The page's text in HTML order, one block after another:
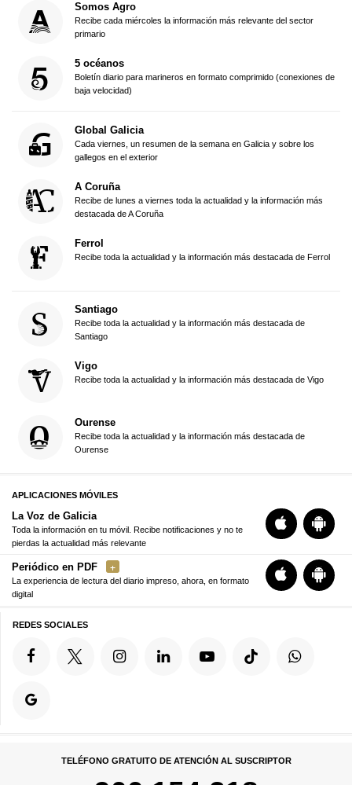
Somos Agro
Recibe cada miércoles la información más relevante del sector
primario
5 océanos
Boletín diario para marineros en formato comprimido (conexiones de
baja velocidad)
Global Galicia
Cada viernes, un resumen de la semana en Galicia y sobre los
gallegos en el exterior
A Coruña
Recibe de lunes a viernes toda la actualidad y la información más
destacada de A Coruña
Ferrol
Recibe toda la actualidad y la información más destacada de Ferrol
Santiago
Recibe toda la actualidad y la información más destacada de
Santiago
Vigo
Recibe toda la actualidad y la información más destacada de Vigo
Ourense
Recibe toda la actualidad y la información más destacada de
Ourense
APLICACIONES MÓVILES
La Voz de Galicia
Toda la información en tu móvil. Recibe notificaciones y no te
pierdas la actualidad más relevante
Periódico en PDF
La experiencia de lectura del diario impreso, ahora, en formato
digital
REDES SOCIALES
TELÉFONO GRATUITO DE ATENCIÓN AL SUSCRIPTOR